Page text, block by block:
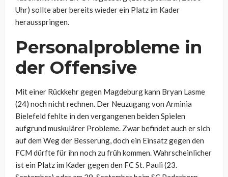
Uhr) sollte aber bereits wieder ein Platz im Kader
herausspringen.
Personalprobleme in
der Offensive
Mit einer Rückkehr gegen Magdeburg kann Bryan Lasme
(24) noch nicht rechnen. Der Neuzugang von Arminia
Bielefeld fehlte in den vergangenen beiden Spielen
aufgrund muskulärer Probleme. Zwar befindet auch er sich
auf dem Weg der Besserung, doch ein Einsatz gegen den
FCM dürfte für ihn noch zu früh kommen. Wahrscheinlicher
ist ein Platz im Kader gegen den FC St. Pauli (23.